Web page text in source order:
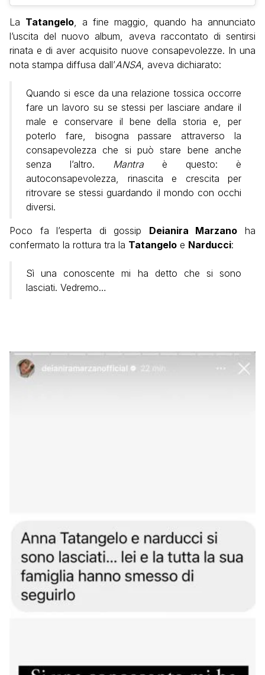
La Tatangelo , a fine maggio, quando ha annunciato
l’uscita del nuovo album, aveva raccontato di sentirsi
rinata e di aver acquisito nuove consapevolezze. In una
nota stampa diffusa dall’ANSA , aveva dichiarato:
Quando si esce da una relazione tossica occorre
fare un lavoro su se stessi per lasciare andare il
male e conservare il bene della storia e, per
poterlo fare, bisogna passare attraverso la
consapevolezza che si può stare bene anche
senza l’altro. Mantra è questo: è
autoconsapevolezza, rinascita e crescita per
ritrovare se stessi guardando il mondo con occhi
diversi.
Poco fa l’esperta di gossip Deianira Marzano ha
confermato la rottura tra la Tatangelo e Narducci:
Sì una conoscente mi ha detto che si sono
lasciati. Vedremo…